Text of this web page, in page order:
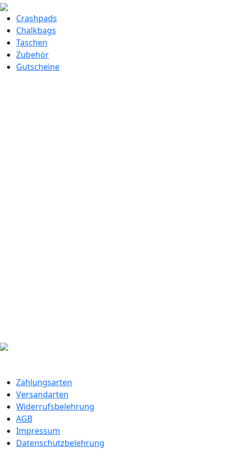
Crashpads
Chalkbags
Taschen
Zubehör
Gutscheine
Zahlungsarten
Versandarten
Widerrufsbelehrung
AGB
Impressum
Datenschutzbelehrung